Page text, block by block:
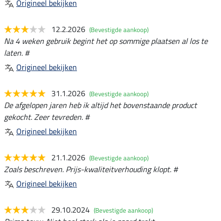
Origineel bekijken
12.2.2026 (Bevestigde aankoop)
Na 4 weken gebruik begint het op sommige plaatsen al los te
laten. #
Origineel bekijken
31.1.2026 (Bevestigde aankoop)
De afgelopen jaren heb ik altijd het bovenstaande product
gekocht. Zeer tevreden. #
Origineel bekijken
21.1.2026 (Bevestigde aankoop)
Zoals beschreven. Prijs-kwaliteitverhouding klopt. #
Origineel bekijken
29.10.2024 (Bevestigde aankoop)